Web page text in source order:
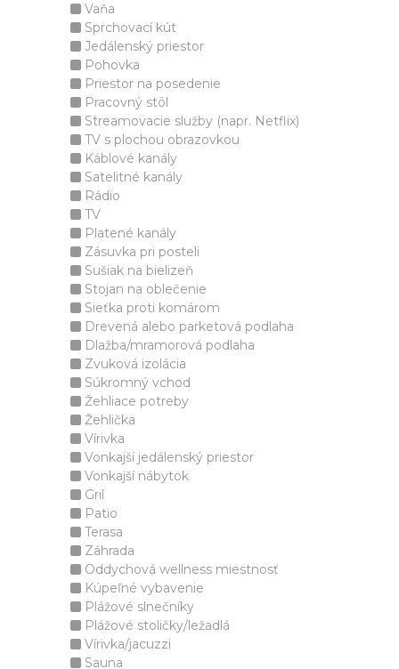
Vaňa
Sprchovací kút
Jedálenský priestor
Pohovka
Priestor na posedenie
Pracovný stôl
Streamovacie služby (napr. Netflix)
TV s plochou obrazovkou
Káblové kanály
Satelitné kanály
Rádio
TV
Platené kanály
Zásuvka pri posteli
Sušiak na bielizeň
Stojan na oblečenie
Sieťka proti komárom
Drevená alebo parketová podlaha
Dlažba/mramorová podlaha
Zvuková izolácia
Súkromný vchod
Žehliace potreby
Žehlička
Vírivka
Vonkajší jedálenský priestor
Vonkajší nábytok
Gril
Patio
Terasa
Záhrada
Oddychová wellness miestnosť
Kúpeľné vybavenie
Plážové slnečníky
Plážové stoličky/ležadlá
Vírivka/jacuzzi
Sauna